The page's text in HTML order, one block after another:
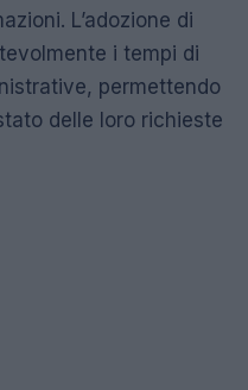
L’adozione di
i tempi di
permettendo
delle loro richieste